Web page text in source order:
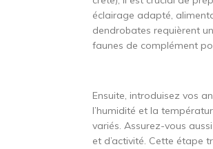
éclairage adapté,
dendrobates requièrent
faunes de complément
Ensuite, introduisez vos
l’humidité et la
variés. Assurez-vous
et d’activité. Cette étape